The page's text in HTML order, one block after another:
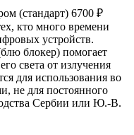
(стандарт) 6700 ₽
кто много времени
устройств.
блокер) помогает
света от излучения
для использования во
не для постоянного
Сербии или Ю.-В.